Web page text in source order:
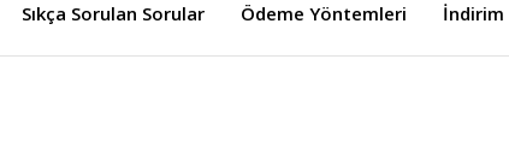
Sıkça Sorulan Sorular Ödeme Yöntemleri İndirim